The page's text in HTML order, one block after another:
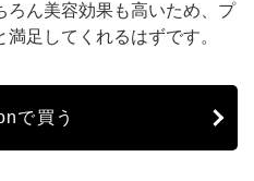
ろん美容効果も高いため、プ
足してくれるはずです。
で買う